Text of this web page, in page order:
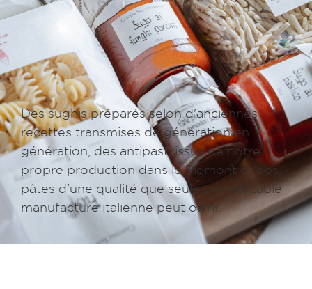
Des sughis préparés selon d'anciennes
recettes transmises de génération en
génération, des antipasti issus de notre
propre production dans le Piémont et des
pâtes d'une qualité que seule une véritable
manufacture italienne peut offrir.